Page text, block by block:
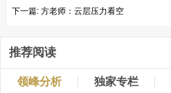
下一篇: 方老师：云层压力看空
推荐阅读
领峰分析 独家专栏